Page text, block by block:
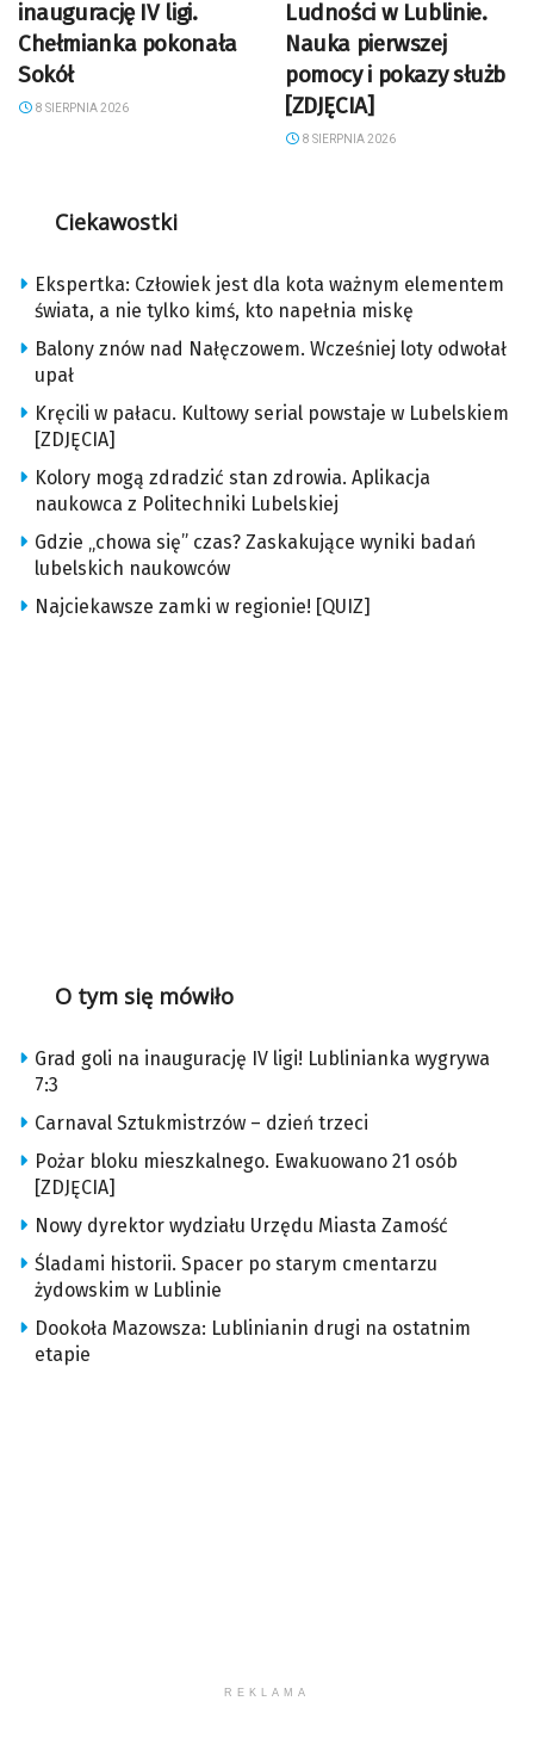
inaugurację IV ligi.
Chełmianka pokonała
Sokół
8 SIERPNIA 2026
Ludności w Lublinie.
Nauka pierwszej
pomocy i pokazy służb
[ZDJĘCIA]
8 SIERPNIA 2026
Ciekawostki
Ekspertka: Człowiek jest dla kota ważnym elementem
świata, a nie tylko kimś, kto napełnia miskę
Balony znów nad Nałęczowem. Wcześniej loty odwołał
upał
Kręcili w pałacu. Kultowy serial powstaje w Lubelskiem
[ZDJĘCIA]
Kolory mogą zdradzić stan zdrowia. Aplikacja
naukowca z Politechniki Lubelskiej
Gdzie „chowa się” czas? Zaskakujące wyniki badań
lubelskich naukowców
Najciekawsze zamki w regionie! [QUIZ]
O tym się mówiło
Grad goli na inaugurację IV ligi! Lublinianka wygrywa
7:3
Carnaval Sztukmistrzów – dzień trzeci
Pożar bloku mieszkalnego. Ewakuowano 21 osób
[ZDJĘCIA]
Nowy dyrektor wydziału Urzędu Miasta Zamość
Śladami historii. Spacer po starym cmentarzu
żydowskim w Lublinie
Dookoła Mazowsza: Lublinianin drugi na ostatnim
etapie
REKLAMA